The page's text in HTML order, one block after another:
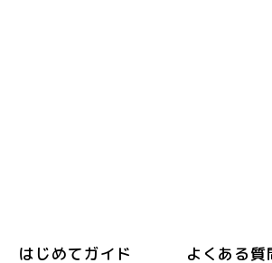
はじめてガイド よくある質